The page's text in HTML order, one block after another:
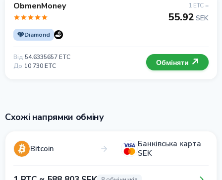
ObmenMoney
Diamond
1 ETC =
55.92 SEK
Від 54.6335657 ETC
До 10 730 ETC Обміняти
Схожі напрямки обміну
Bitcoin
Банківська карта
SEK